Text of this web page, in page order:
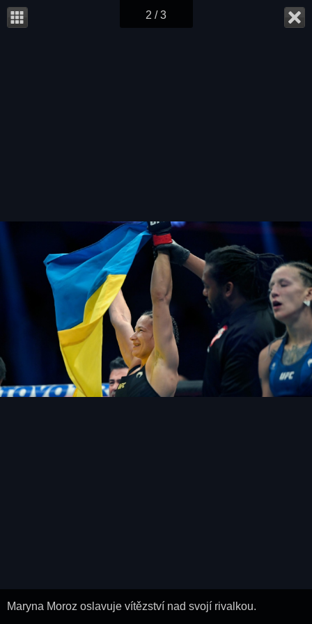
2 / 3
Maryna Moroz oslavuje vítězství nad svojí rivalkou.